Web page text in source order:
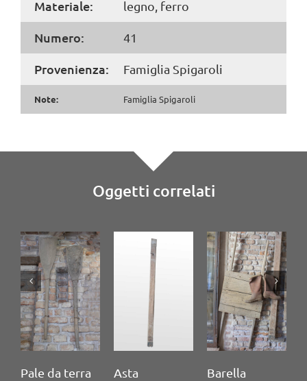
Materiale: legno, ferro
Numero: 41
Provenienza: Famiglia Spigaroli
Note: Famiglia Spigaroli
Oggetti correlati
Pale da terra
Asta
Barella